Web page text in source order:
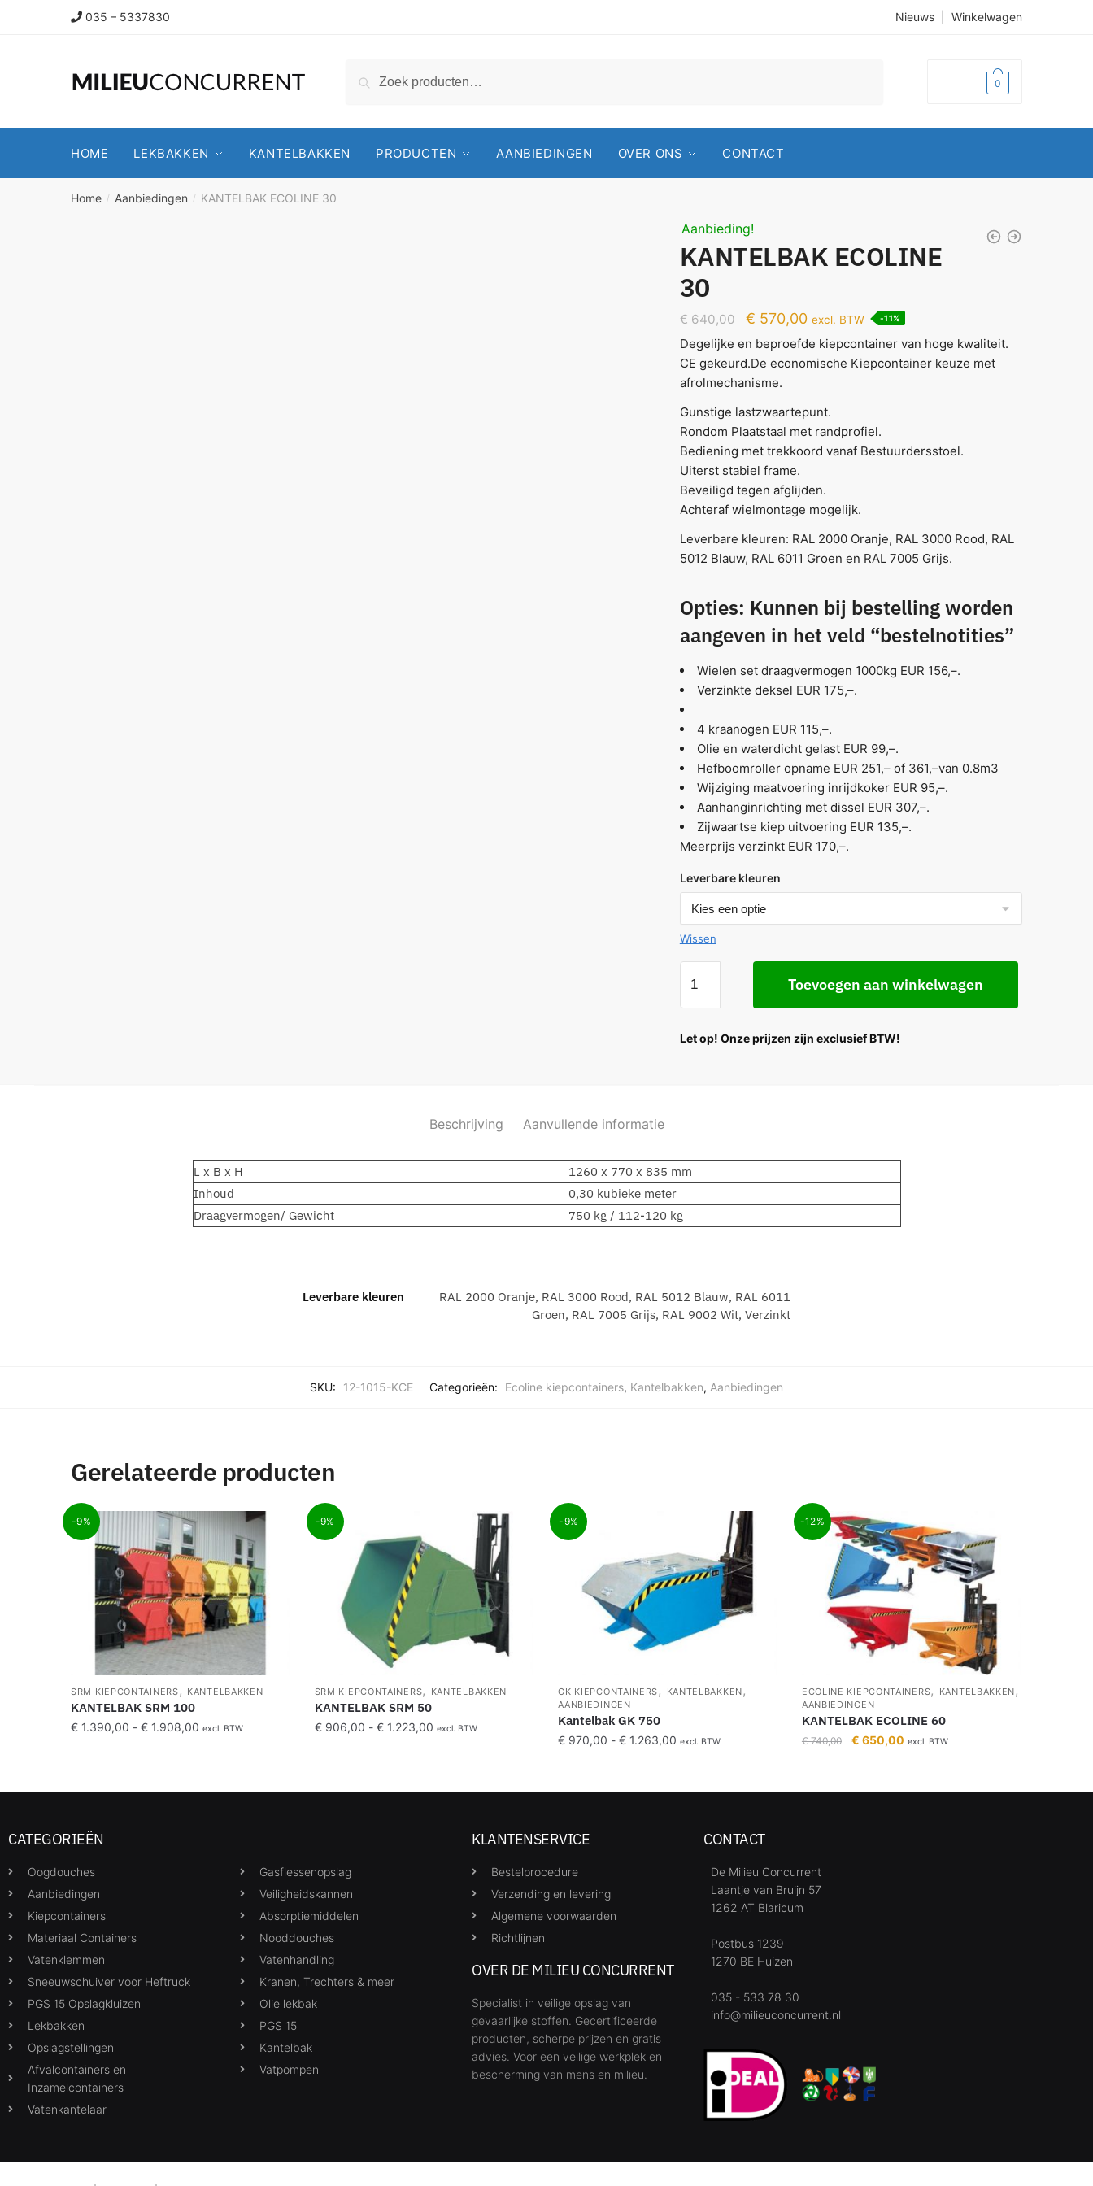
035 – 5337830 Nieuws Winkelwagen
Zoeken 0
HOME LEKBAKKEN KANTELBAKKEN PRODUCTEN AANBIEDINGEN OVER ONS CONTACT
Home / Aanbiedingen / KANTELBAK ECOLINE 30
Aanbieding!
KANTELBAK ECOLINE
30
€640,00 € 570,00 excl. BTW -11%
Degelijke en beproefde kiepcontainer van hoge kwaliteit.
CE gekeurd.De economische Kiepcontainer keuze met
afrolmechanisme.
Gunstige lastzwaartepunt.
Rondom Plaatstaal met randprofiel.
Bediening met trekkoord vanaf Bestuurdersstoel.
Uiterst stabiel frame.
Beveiligd tegen afglijden.
Achteraf wielmontage mogelijk.
Leverbare kleuren: RAL 2000 Oranje, RAL 3000 Rood, RAL
5012 Blauw, RAL 6011 Groen en RAL 7005 Grijs.
Opties: Kunnen bij bestelling worden
aangeven in het veld “bestelnotities”
Wielen set draagvermogen 1000kg EUR 156,–.
Verzinkte deksel EUR 175,–.
4 kraanogen EUR 115,–.
Olie en waterdicht gelast EUR 99,–.
Hefboomroller opname EUR 251,– of 361,–van 0.8m3
Wijziging maatvoering inrijdkoker EUR 95,–.
Aanhanginrichting met dissel EUR 307,–.
Zijwaartse kiep uitvoering EUR 135,–.
Meerprijs verzinkt EUR 170,–.
Leverbare kleuren
Wissen
Toevoegen aan winkelwagen
Let op! Onze prijzen zijn exclusief BTW!
Beschrijving Aanvullende informatie
L x B x H
1260 x 770 x 835 mm
Inhoud
0,30 kubieke meter
Draagvermogen/ Gewicht
750 kg / 112-120 kg
Leverbare kleuren
RAL 2000 Oranje, RAL 3000 Rood, RAL 5012 Blauw, RAL 6011
Groen, RAL 7005 Grijs, RAL 9002 Wit, Verzinkt
SKU: 12-1015-KCE Categorieën: Ecoline kiepcontainers, Kantelbakken, Aanbiedingen
Gerelateerde producten
-9%
SRM KIEPCONTAINERS, KANTELBAKKEN
KANTELBAK SRM 100
€ 1.390,00 - € 1.908,00 excl. BTW
-9%
SRM KIEPCONTAINERS, KANTELBAKKEN
KANTELBAK SRM 50
€906,00 - €1.223,00 excl. BTW
-9%
GK KIEPCONTAINERS, KANTELBAKKEN,
AANBIEDINGEN
Kantelbak GK 750
€ 970,00 - € 1.263,00 excl. BTW
-12%
ECOLINE KIEPCONTAINERS, KANTELBAKKEN,
AANBIEDINGEN
KANTELBAK ECOLINE 60
€740,00 € 650,00 excl. BTW
CATEGORIEËN
Oogdouches
Aanbiedingen
Kiepcontainers
Materiaal Containers
Vatenklemmen
Sneeuwschuiver voor Heftruck
PGS 15 Opslagkluizen
Lekbakken
Opslagstellingen
Afvalcontainers en
Inzamelcontainers
Vatenkantelaar
Gasflessenopslag
Veiligheidskannen
Absorptiemiddelen
Nooddouches
Vatenhandling
Kranen, Trechters & meer
Olie lekbak
PGS 15
Kantelbak
Vatpompen
KLANTENSERVICE
Bestelprocedure
Verzending en levering
Algemene voorwaarden
Richtlijnen
OVER DE MILIEU CONCURRENT
Specialist in veilige opslag van
gevaarlijke stoffen. Gecertificeerde
producten, scherpe prijzen en gratis
advies. Voor een veilige werkplek en
bescherming van mens en milieu.
CONTACT
De Milieu Concurrent
Laantje van Bruijn 57
1262 AT Blaricum
Postbus 1239
1270 BE Huizen
035 - 533 78 30
info@milieuconcurrent.nl